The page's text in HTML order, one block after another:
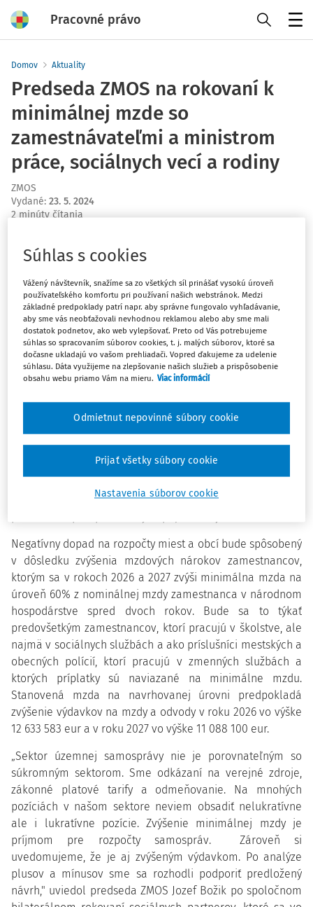
Pracovné právo
Domov Aktuality
Predseda ZMOS na rokovaní k
minimálnej mzde so
zamestnávateľmi a ministrom
práce, sociálnych vecí a rodiny
ZMOS
Vydané: 23. 5. 2024
2 minúty čítania
rokovania o minimálnej mzde na pôde Ministerstva
práce, sociálnych vecí a rodiny SR za účasti ministra a
ďalších zástupcov zamestnávateľov.
Výpočet výšky minimálnej mzdy je témou posledných dní,
o ktorej rokovala pondelková Hospodárska a sociálna
rada a bilaterálne rokujú aj sociálni partneri.
Na bilaterálnom rokovaní predseda ZMOS potvrdil, súhlasí
s predloženým návrhom zvýšiť minimálnu mzdu na 60% z
nominálnej mzdy zamestnanca v národnom hospodárstve
spred dvoch rokov avšak za podmienky dodatočného
mimoriadneho dofinancovania miestnej územnej
samosprávy. Z finančnej analýzy dopadov na rozpočty
so zvýšením minimálnej mzdy v rokoch 2026 a 2027 budú v
Negatívny dopad na rozpočty miest a obcí bude spôsobený
v dôsledku zvýšenia mzdových nárokov zamestnancov,
ktorým sa v rokoch 2026 a 2027 zvýši minimálna mzda na
úroveň 60% z nominálnej mzdy zamestnanca v národnom
hospodárstve spred dvoch rokov. Bude sa to týkať
predovšetkým zamestnancov, ktorí pracujú v školstve, ale
najmä v sociálnych službách a ako príslušníci mestských a
obecných polícií, ktorí pracujú v zmenných službách a
ktorých príplatky sú naviazané na minimálne mzdu.
Stanovená mzda na navrhovanej úrovni predpokladá
zvýšenie výdavkov na mzdy a odvody v roku 2026 vo výške
12 633 583 eur a v roku 2027 vo výške 11 088 100 eur.
„Sektor územnej samosprávy nie je porovnateľným so
súkromným sektorom. Sme odkázaní na verejné zdroje,
zákonné platové tarify a odmeňovanie. Na mnohých
pozíciách v našom sektore neviem obsadiť nelukratívne
ale i lukratívne pozície. Zvýšenie minimálnej mzdy je
príjmom pre rozpočty samospráv. Zároveň si
uvedomujeme, že je aj zvýšeným výdavkom. Po analýze
plusov a mínusov sme sa rozhodli podporiť predložený
návrh," uviedol predseda ZMOS Jozef Božik po spoločnom
Súhlas s cookies
Vážený návštevník, snažíme sa zo všetkých síl prinášať vysokú úroveň
používateľského komfortu pri používaní našich webstránok. Medzi
základné predpoklady patrí napr. aby správne fungovalo vyhľadávanie,
aby sme vás neobťažovali nevhodnou reklamou alebo aby sme mali
dostatok podnetov, ako web vylepšovať. Preto od Vás potrebujeme
súhlas so spracovaním súborov cookies, t. j. malých súborov, ktoré sa
dočasne ukladajú vo vašom prehliadači. Vopred ďakujeme za udelenie
súhlasu. Dáta využijeme na zlepšovanie našich služieb a prispôsobenie
obsahu webu priamo Vám na mieru. Viac informácií
Nastavenia súborov cookie
Odmietnut nepovinné súbory cookie
Prijať všetky súbory cookie